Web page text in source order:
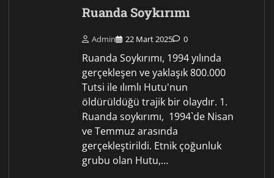
Ruanda Soykırımı
Admin 22 Mart 2025 0
Ruanda Soykırımı, 1994 yılında
gerçekleşen ve yaklaşık 800.000
Tutsi ile ılımlı Hutu'nun
öldürüldüğü trajik bir olaydır. 1.
Ruanda soykırımı, 1994`de Nisan
ve Temmuz arasında
gerçekleştirildi. Etnik çoğunluk
grubu olan Hutu,…